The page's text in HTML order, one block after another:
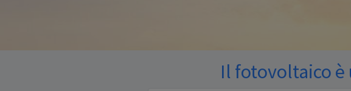
Il fotovoltaico